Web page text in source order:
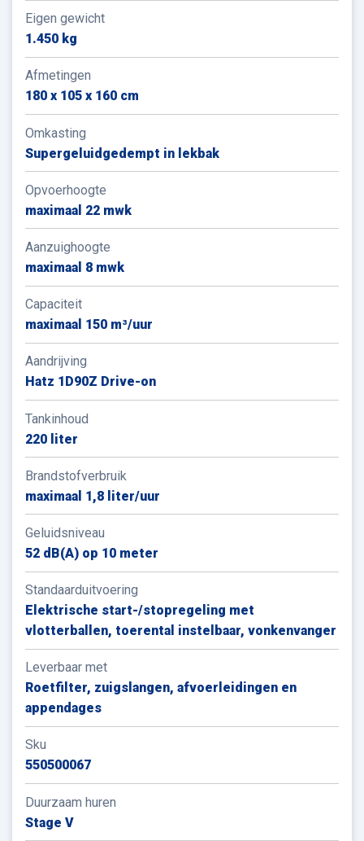
offroad verkeer zoals heftrucks, verreikers,
graafmachines en verschillende andere soorten
materieel in ons assortiment.We vertellen je hier graag
meer over de tussenoplossing in de transitie naar
schone energie & een groenere toekomst.
Eigen gewicht
1.450 kg
Afmetingen
180 x 105 x 160 cm
Omkasting
Supergeluidgedempt in lekbak
Opvoerhoogte
maximaal 22 mwk
Aanzuighoogte
maximaal 8 mwk
Capaciteit
maximaal 150 m³/uur
Aandrijving
Hatz 1D90Z Drive-on
Tankinhoud
220 liter
Brandstofverbruik
maximaal 1,8 liter/uur
Geluidsniveau
52 dB(A) op 10 meter
Standaarduitvoering
Elektrische start-/stopregeling met
vlotterballen, toerental instelbaar, vonkenvanger
Leverbaar met
Roetfilter, zuigslangen, afvoerleidingen en
appendages
Sku
550500067
Duurzaam huren
Stage V